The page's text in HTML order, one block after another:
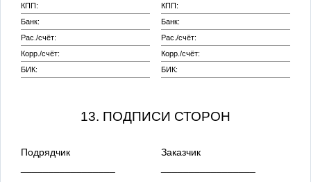
КПП:
Банк:
Рас./счёт:
Корр./счёт:
БИК:
КПП:
Банк:
Рас./счёт:
Корр./счёт:
БИК:
13. ПОДПИСИ СТОРОН
Подрядчик
Заказчик